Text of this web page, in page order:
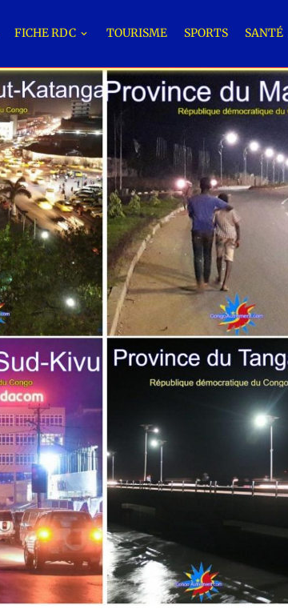
FICHE RDC TOURISME SPORTS SANTÉ